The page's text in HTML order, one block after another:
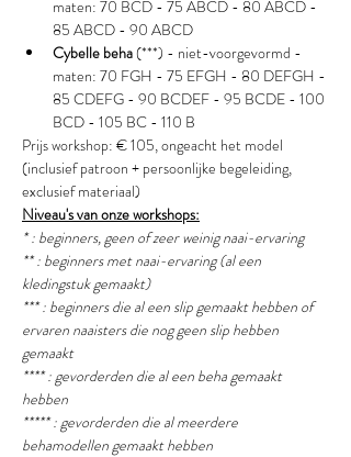
maten: 70 BCD - 75 ABCD - 80 ABCD -
85 ABCD - 90 ABCD
Cybelle beha (***) - niet-voorgevormd -
maten: 70 FGH - 75 EFGH - 80 DEFGH -
85 CDEFG - 90 BCDEF - 95 BCDE - 100
BCD - 105 BC - 110 B
Prijs workshop: € 105, ongeacht het model
(inclusief patroon + persoonlijke begeleiding,
exclusief materiaal)
Niveau's van onze workshops:
* : beginners, geen of zeer weinig naai-ervaring
** : beginners met naai-ervaring (al een
kledingstuk gemaakt)
*** : beginners die al een slip gemaakt hebben of
ervaren naaisters die nog geen slip hebben
gemaakt
**** : gevorderden die al een beha gemaakt
hebben
***** : gevorderden die al meerdere
behamodellen gemaakt hebben